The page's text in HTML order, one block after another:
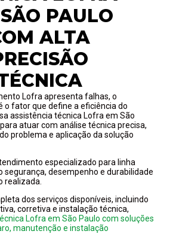
PAULO
ALTA
Lofra apresenta falhas, o
o fator que define a eficiência do
assistência técnica Lofra em São
atuar com análise técnica precisa,
problema e aplicação da solução
especializado para linha
segurança, desempenho e durabilidade
realizada.
dos serviços disponíveis, incluindo
corretiva e instalação técnica,
Lofra em São Paulo com soluções
manutenção e instalação